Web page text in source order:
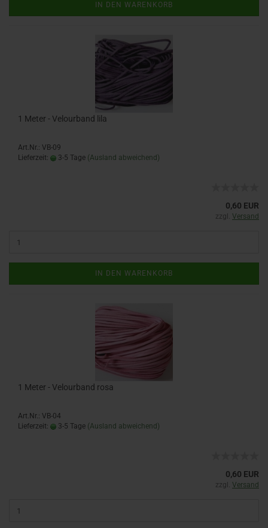
IN DEN WARENKORB
1 Meter - Velourband lila
Art.Nr.: VB-09
Lieferzeit:
3-5 Tage (Ausland abweichend)
0,60 EUR
zzgl. Versand
IN DEN WARENKORB
1 Meter - Velourband rosa
Art.Nr.: VB-04
Lieferzeit:
3-5 Tage (Ausland abweichend)
0,60 EUR
zzgl. Versand